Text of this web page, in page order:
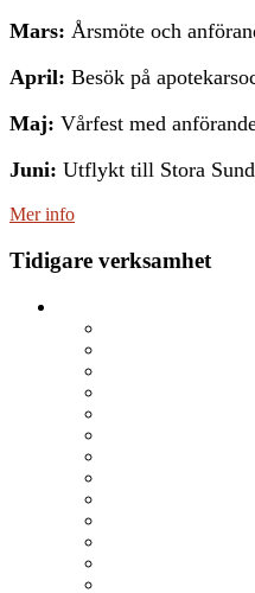
Mars: Årsmöte och
April: Besök på
Maj: Vårfest med
Juni: Utflykt till Stora
Mer info
Tidigare verksamhet